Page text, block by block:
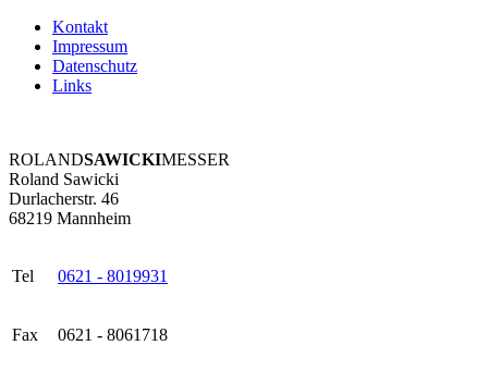
Kontakt
Impressum
Datenschutz
Links
ROLANDSAWICKIMESSER
Roland Sawicki
Durlacherstr. 46
68219 Mannheim
Tel 0621 - 8019931
Fax 0621 - 8061718